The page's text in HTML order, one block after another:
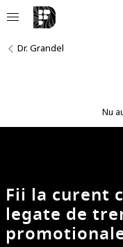
Dr. Grandel
Nu
Fii la curent
legate de